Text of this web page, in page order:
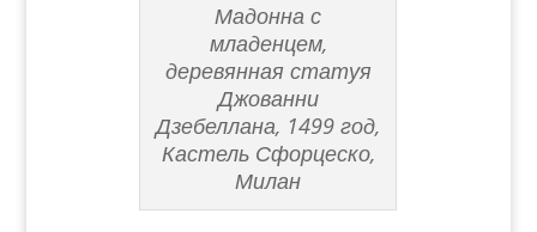
Мадонна с
младенцем,
деревянная статуя
Джованни
Дзебеллана, 1499 год,
Кастель Сфорцеско,
Милан